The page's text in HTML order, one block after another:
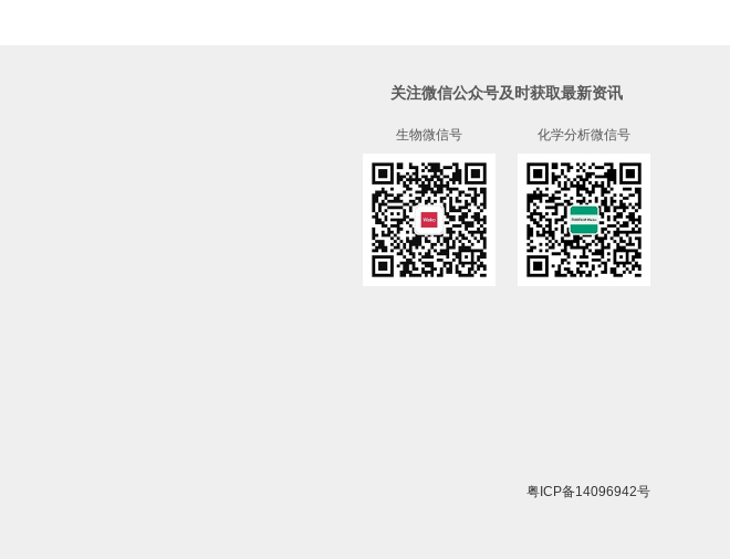
关注微信公众号及时获取最新资讯
生物微信号 化学分析微信号
粤ICP备14096942号